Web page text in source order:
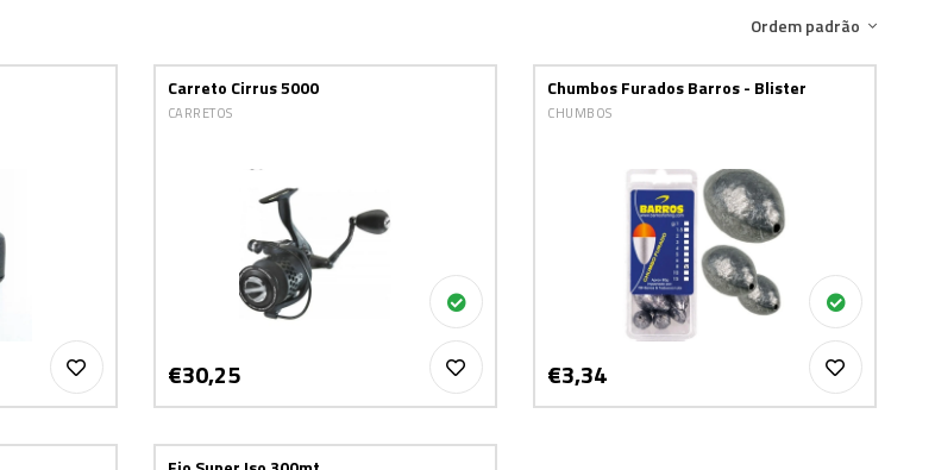
Ordem padrão
Carreto Cirrus 5000
CARRETOS
€30,25
Chumbos Furados Barros - Blister
CHUMBOS
€3,34